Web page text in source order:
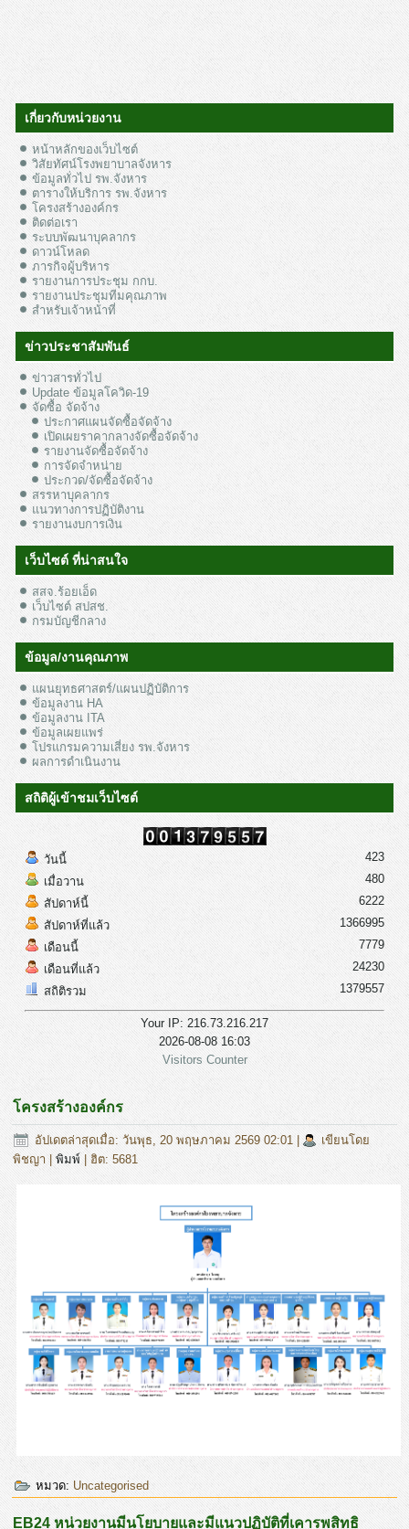
เกี่ยวกับหน่วยงาน
หน้าหลักของเว็บไซต์
วิสัยทัศน์โรงพยาบาลจังหาร
ข้อมูลทั่วไป รพ.จังหาร
ตารางให้บริการ รพ.จังหาร
โครงสร้างองค์กร
ติดต่อเรา
ระบบพัฒนาบุคลากร
ดาวน์โหลด
ภารกิจผู้บริหาร
รายงานการประชุม กกบ.
รายงานประชุมทีมคุณภาพ
สำหรับเจ้าหน้าที่
ข่าวประชาสัมพันธ์
ข่าวสารทั่วไป
Update ข้อมูลโควิด-19
จัดซื้อ จัดจ้าง
ประกาศแผนจัดซื้อจัดจ้าง
เปิดเผยราคากลางจัดซื้อจัดจ้าง
รายงานจัดซื้อจัดจ้าง
การจัดจำหน่าย
ประกวด/จัดซื้อจัดจ้าง
สรรหาบุคลากร
แนวทางการปฏิบัติงาน
รายงานงบการเงิน
เว็บไซต์ ที่น่าสนใจ
สสจ.ร้อยเอ็ด
เว็บไซต์ สปสช.
กรมบัญชีกลาง
ข้อมูล/งานคุณภาพ
แผนยุทธศาสตร์/แผนปฏิบัติการ
ข้อมูลงาน HA
ข้อมูลงาน ITA
ข้อมูลเผยแพร่
โปรแกรมความเสี่ยง รพ.จังหาร
ผลการดำเนินงาน
สถิติผู้เข้าชมเว็บไซต์
วันนี้
เมื่อวาน
สัปดาห์นี้
สัปดาห์ที่แล้ว
เดือนนี้
เดือนที่แล้ว
สถิติรวม
423
480
6222
1366995
7779
24230
1379557
Your IP: 216.73.216.217
2026-08-08 16:03
Visitors Counter
โครงสร้างองค์กร
อัปเดตล่าสุดเมื่อ: วันพุธ, 20 พฤษภาคม 2569 02:01 |
เขียนโดย
พิชญา |พิมพ์ | ฮิต: 5681
หมวด: Uncategorised
EB24 หน่วยงานมีนโยบายและมีแนวปฏิบัติที่เคารพสิทธิ